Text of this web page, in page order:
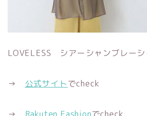
LOVELESS シアーシャンブレーシ
→ 公式サイトでcheck